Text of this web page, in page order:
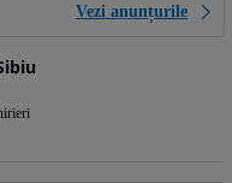
Vezi anunțurile